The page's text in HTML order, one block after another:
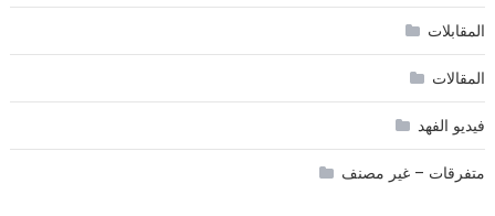
المقابلات
المقالات
فيديو الفهد
متفرقات – غير مصنف